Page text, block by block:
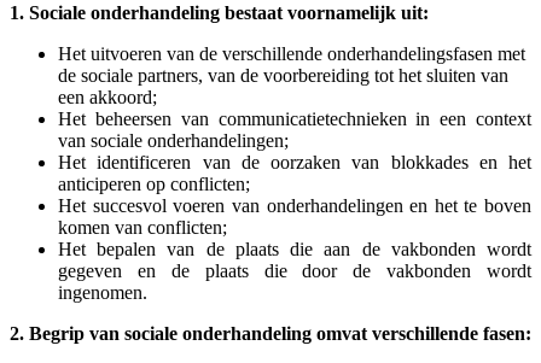
1. Sociale onderhandeling bestaat voornamelijk uit:
Het uitvoeren van de verschillende onderhandelingsfasen met
de sociale partners, van de voorbereiding tot het sluiten van
een akkoord;
Het beheersen van communicatietechnieken in een context
van sociale onderhandelingen;
Het identificeren van de oorzaken van blokkades en het
anticiperen op conflicten;
Het succesvol voeren van onderhandelingen en het te boven
komen van conflicten;
Het bepalen van de plaats die aan de vakbonden wordt
gegeven en de plaats die door de vakbonden wordt
ingenomen.
2. Begrip van sociale onderhandeling omvat verschillende fasen: